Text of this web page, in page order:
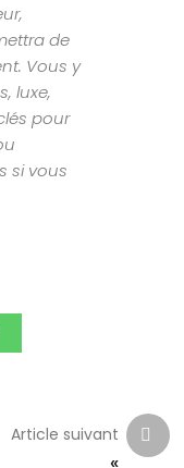
de
Vous y
luxe,
pour
si vous
Article suivant
«